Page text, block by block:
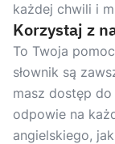
każdej chwili i
Korzystaj z
To Twoja
słownik są
masz dostęp do
odpowie na
angielskiego,